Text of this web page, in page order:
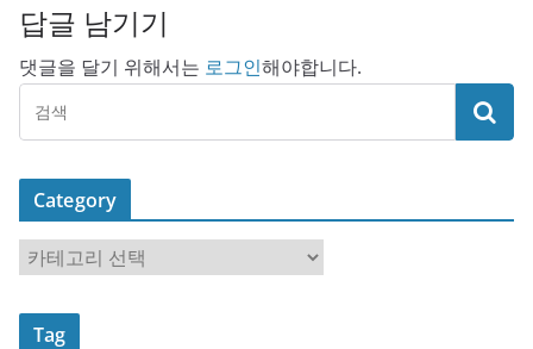
답글 남기기
댓글을 달기 위해서는 로그인해야합니다.
Category
a
t
Tag